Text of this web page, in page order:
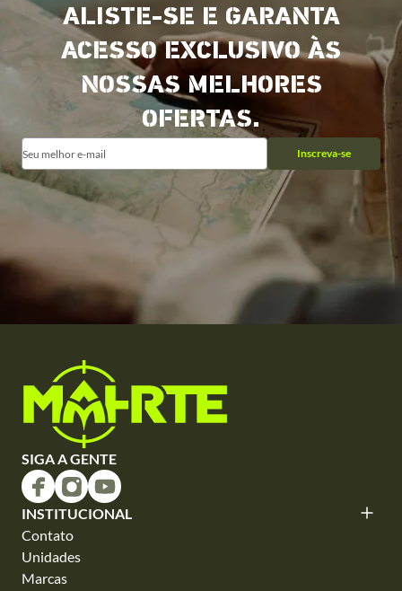
ALISTE-SE E GARANTA
ACESSO EXCLUSIVO ÀS
NOSSAS MELHORES
OFERTAS.
Inscreva-se
SIGA A GENTE
INSTITUCIONAL
Contato
Unidades
Marcas